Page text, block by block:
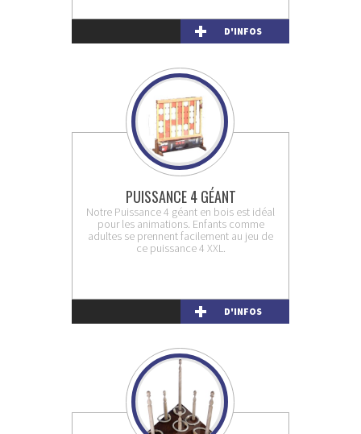
D'INFOS
PUISSANCE 4 GÉANT
Notre Puissance 4 géant en bois est idéal
pour les animations. Enfants comme
adultes se prennent facilement au jeu de
ce puissance 4 XXL.
D'INFOS